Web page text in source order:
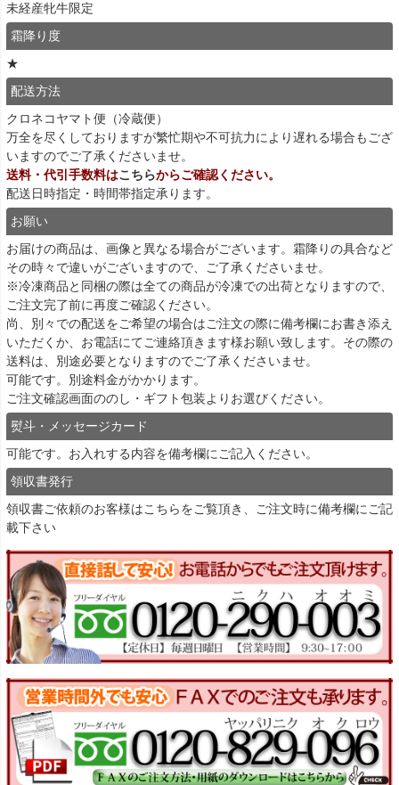
未経産牝牛限定
霜降り度
★
配送方法
クロネコヤマト便（冷蔵便）
万全を尽くしておりますが繁忙期や不可抗力により遅れる場合もござ
いますのでご了承くださいませ。
送料・代引手数料はこちらからご確認ください。
配送日時指定・時間帯指定承ります。
お願い
お届けの商品は、画像と異なる場合がございます。霜降りの具合など
その時々で違いがございますので、ご了承くださいませ。
※冷凍商品と同梱の際は全ての商品が冷凍での出荷となりますので、
ご注文完了前に再度ご確認ください。
尚、別々での配送をご希望の場合はご注文の際に備考欄にお書き添え
いただくか、お電話にてご連絡頂きます様お願い致します。その際の
送料は、別途必要となりますのでご了承くださいませ。
可能です。別途料金がかかります。
ご注文確認画面ののし・ギフト包装よりお選びください。
熨斗・メッセージカード
可能です。お入れする内容を備考欄にご記入ください。
領収書発行
領収書ご依頼のお客様はこちらをご覧頂き、ご注文時に備考欄にご記
載下さい